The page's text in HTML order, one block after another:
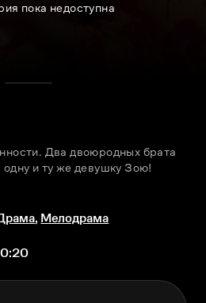
пока недоступна
Два двоюродных брата
и ту же девушку Зою!
, Мелодрама